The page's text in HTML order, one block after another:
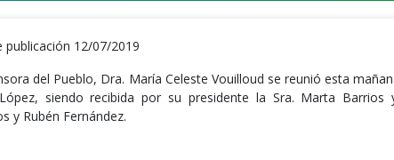
publicación 12/07/2019
del Pueblo, Dra. María Celeste Vouilloud se reunió esta
siendo recibida por su presidente la Sra. Marta
y Rubén Fernández.